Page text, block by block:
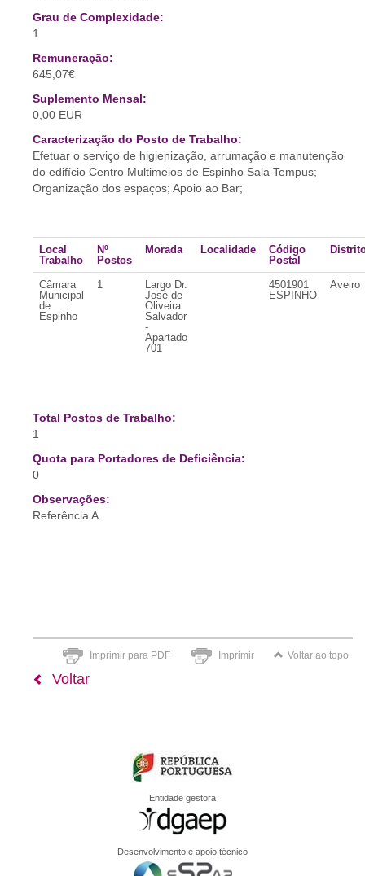
Grau de Complexidade:
1
Remuneração:
645,07€
Suplemento Mensal:
0,00 EUR
Caracterização do Posto de Trabalho:
Efetuar o serviço de higienização, arrumação e manutenção
do edifício Centro Multimeios de Espinho Sala Tempus;
Organização dos espaços; Apoio ao Bar;
Local
Trabalho
Nº
Postos
Morada Localidade
Código
Postal
Câmara
Municipal
de
Espinho
1
Largo Dr.
José de
Oliveira
Salvador
-
Apartado
701
4501901
ESPINHO
Aveiro
Total Postos de Trabalho:
1
Quota para Portadores de Deficiência:
0
Observações:
Referência A
Imprimir para PDF Imprimir Voltar ao topo
Voltar
Entidade gestora
Desenvolvimento e apoio técnico